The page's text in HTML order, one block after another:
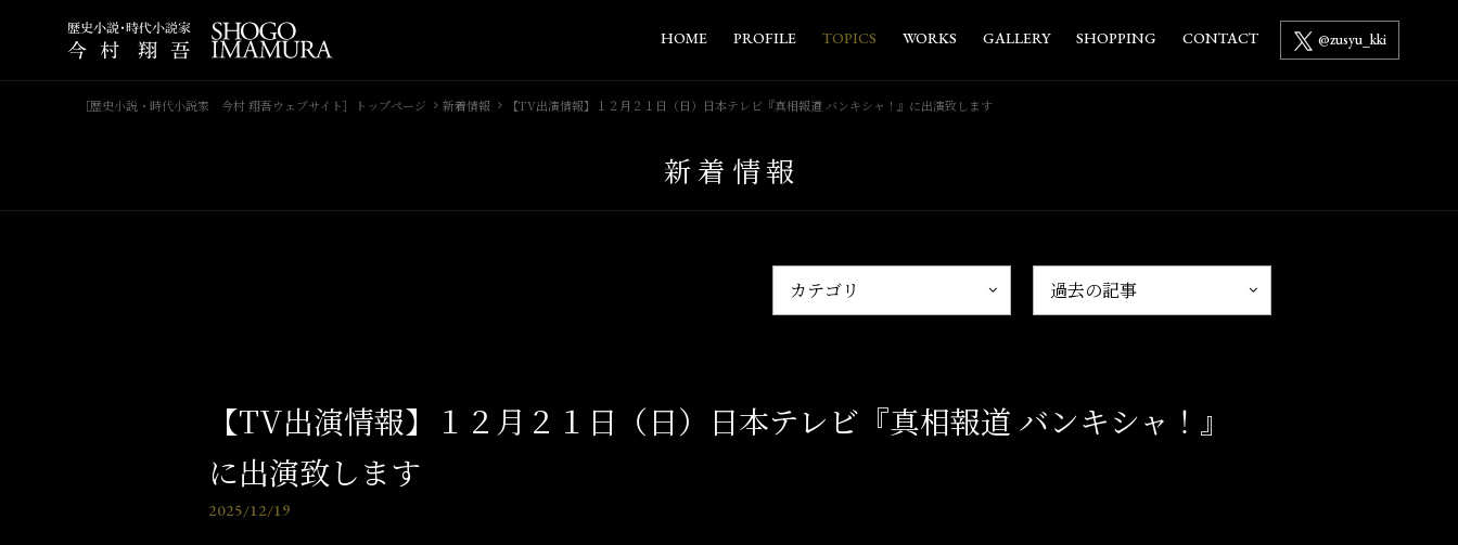
HOME PROFILE TOPICS WORKS GALLERY SHOPPING CONTACT @zusyu_kki
新着情報
［歴史小説・時代小説家 今村 翔吾ウェブサイト］トップページ 新着情報 【TV出演情報】１２月２１日（日）日本テレビ『真相報道 バンキシャ！』に出演致します
【TV出演情報】１２月２１日（日）日本テレビ『真相報道 バンキシャ！』
に出演致します
2025/12/19